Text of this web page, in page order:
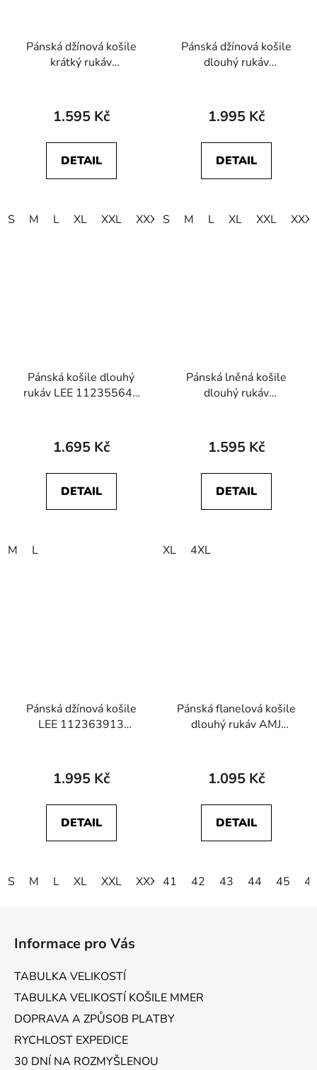
Pánská džínová košile
krátký rukáv
WESTERN SHIRT
Riverbank
1.595 Kč
DETAIL
S M L XL XXL XXXL 4XL
Pánská džínová košile
dlouhý rukáv
SHIRT Rinse Black
1.995 Kč
DETAIL
S M L XL XXL
Pánská košile dlouhý
rukáv LEE 112355647
1.695 Kč
DETAIL
M L
Pánská lněná košile
dlouhý rukáv
SHIRT Latigo Bay
1.595 Kč
DETAIL
XL 4XL
Pánská džínová košile
LEE 112363913
1.995 Kč
DETAIL
S M L XL XXL XXXL 4XL 5XL
Pánská flanelová košile
dlouhý rukáv AMJ
1.095 Kč
DETAIL
41 42 43 44 45
Informace pro Vás
TABULKA VELIKOSTÍ
TABULKA VELIKOSTÍ KOŠILE MMER
DOPRAVA A ZPŮSOB PLATBY
RYCHLOST EXPEDICE
30 DNÍ NA ROZMYŠLENOU